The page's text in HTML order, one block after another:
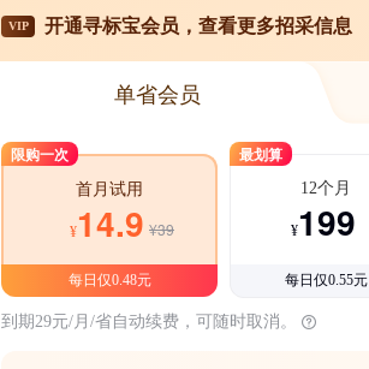
VIP 开通寻标宝会员，查看更多招采信息
单省会员
限购一次
首月试用
¥14.9 ¥39
每日仅0.48元
最划算
12个月
¥199
每日仅0.55元
到期29元/月/省自动续费，可随时取消。